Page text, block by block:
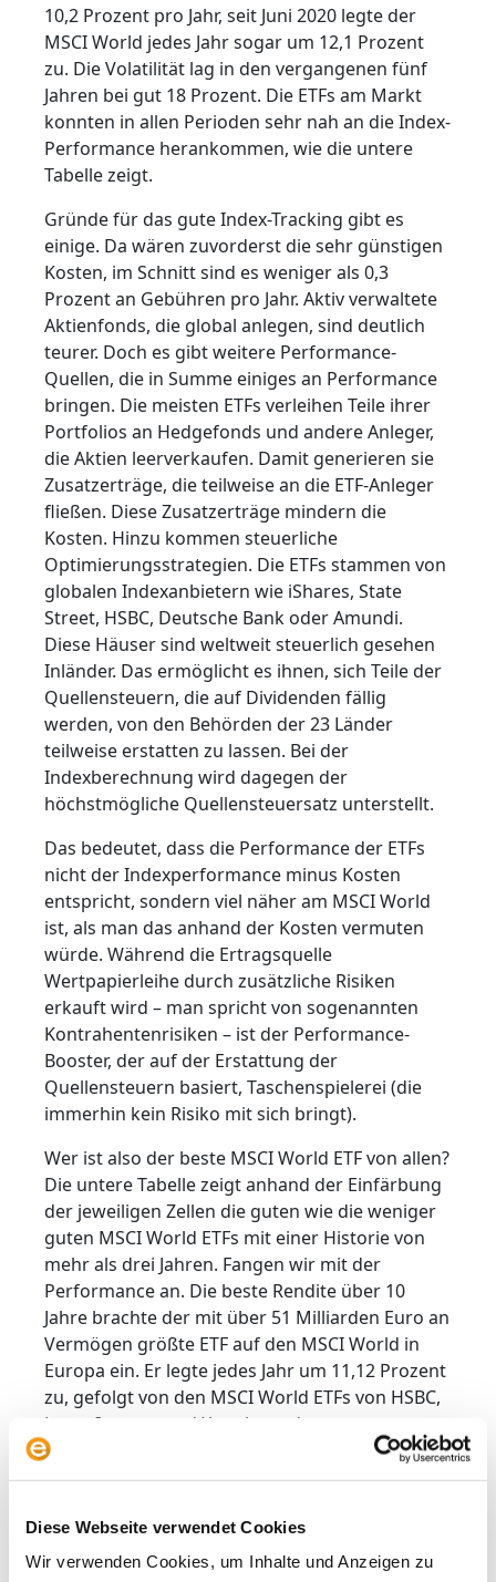
Diese Webseite verwendet Cookies
Wir verwenden Cookies, um Inhalte und Anzeigen zu
10,2 Prozent pro Jahr, seit Juni 2020 legte der
MSCI World jedes Jahr sogar um 12,1 Prozent
zu. Die Volatilität lag in den vergangenen fünf
Jahren bei gut 18 Prozent. Die ETFs am Markt
konnten in allen Perioden sehr nah an die Index-
Performance herankommen, wie die untere
Tabelle zeigt.
Gründe für das gute Index-Tracking gibt es
einige. Da wären zuvorderst die sehr günstigen
Kosten, im Schnitt sind es weniger als 0,3
Prozent an Gebühren pro Jahr. Aktiv verwaltete
Aktienfonds, die global anlegen, sind deutlich
teurer. Doch es gibt weitere Performance-
Quellen, die in Summe einiges an Performance
bringen. Die meisten ETFs verleihen Teile ihrer
Portfolios an Hedgefonds und andere Anleger,
die Aktien leerverkaufen. Damit generieren sie
Zusatzerträge, die teilweise an die ETF-Anleger
fließen. Diese Zusatzerträge mindern die
Kosten. Hinzu kommen steuerliche
Optimierungsstrategien. Die ETFs stammen von
globalen Indexanbietern wie iShares, State
Street, HSBC, Deutsche Bank oder Amundi.
Diese Häuser sind weltweit steuerlich gesehen
Inländer. Das ermöglicht es ihnen, sich Teile der
Quellensteuern, die auf Dividenden fällig
werden, von den Behörden der 23 Länder
teilweise erstatten zu lassen. Bei der
Indexberechnung wird dagegen der
höchstmögliche Quellensteuersatz unterstellt.
Das bedeutet, dass die Performance der ETFs
nicht der Indexperformance minus Kosten
entspricht, sondern viel näher am MSCI World
ist, als man das anhand der Kosten vermuten
würde. Während die Ertragsquelle
Wertpapierleihe durch zusätzliche Risiken
erkauft wird – man spricht von sogenannten
Kontrahentenrisiken – ist der Performance-
Booster, der auf der Erstattung der
Quellensteuern basiert, Taschenspielerei (die
immerhin kein Risiko mit sich bringt).
Wer ist also der beste MSCI World ETF von allen?
Die untere Tabelle zeigt anhand der Einfärbung
der jeweiligen Zellen die guten wie die weniger
guten MSCI World ETFs mit einer Historie von
mehr als drei Jahren. Fangen wir mit der
Performance an. Die beste Rendite über 10
Jahre brachte der mit über 51 Milliarden Euro an
Vermögen größte ETF auf den MSCI World in
Europa ein. Er legte jedes Jahr um 11,12 Prozent
zu, gefolgt von den MSCI World ETFs von HSBC,
Lyxor, Invesco und Xtrackers, deren
Performance p.a. auch bei mehr als 11 Prozent
liegt. Den größten Abstand zu den Top-
Sie weisen recht hohe Gebühren auf.
Dieses relative Bild zeigt sich auch für die